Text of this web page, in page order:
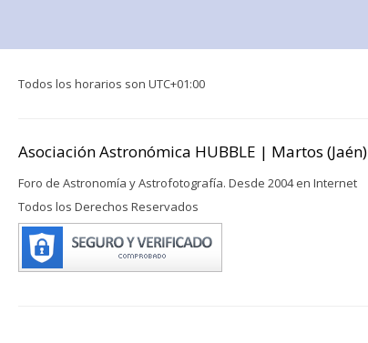
Todos los horarios son UTC+01:00
Asociación Astronómica HUBBLE | Martos (Jaén)
Foro de Astronomía y Astrofotografía. Desde 2004 en Internet
Todos los Derechos Reservados